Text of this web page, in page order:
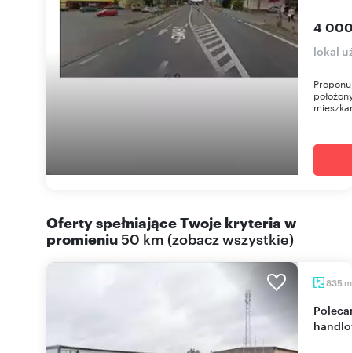
4
lokal
Oferty spełniające Twoje kryteria w
promieniu50 km (zobacz wszystkie)
835 m
Polecam 835 m² powierzchni usługowej i